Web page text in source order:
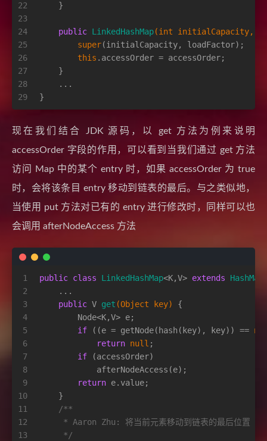
22
23
24
25
26
27
28
29
    }
public LinkedHashMap(int initialCapacity,
super(initialCapacity, loadFactor);
this .accessOrder = accessOrder;
    }
    ...
}
现在我们结合 JDK 源码，以 get 方法为例来说明
accessOrder 字段的作用，可以看到当我们通过 get 方法
访问 Map 中的某个 entry 时，如果 accessOrder 为 true
时，会将该条目 entry 移动到链表的最后。与之类似地，
当使用 put 方法对已有的 entry 进行修改时，同样可以也
会调用 afterNodeAccess 方法
1
2
3
4
5
6
7
8
9
10
11
12
13
public class LinkedHashMap<K,V> extends HashMap
    ...
public V get (Object key)
{
        Node<K,V> e;
if ((e = getNode(hash(key), key)) ==
return null ;
if (accessOrder)
            afterNodeAccess(e);
return e.value;
    }
/**
     * Aaron Zhu: 将当前元素移动到链表的最后位置
     */